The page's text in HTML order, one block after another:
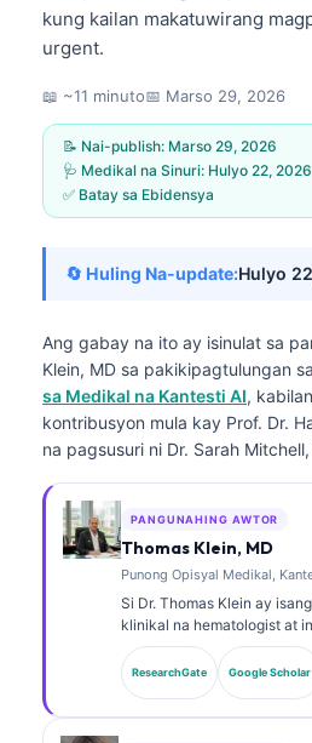
kung kailan makatuwirang
urgent.
📖 ~11 minuto📅 Marso 29, 2026
📝 Nai-publish: Marso 29, 2026
🩺 Medikal na Sinuri: Hulyo 22, 2026
✅ Batay sa Ebidensya
🔄 Huling Na-update:Hulyo
Ang gabay na ito ay isinulat sa
Klein, MD sa pakikipagtulungan sa
sa Medikal na Kantesti AI,
kontribusyon mula kay Prof. Dr.
na pagsusuri ni Dr. Sarah Mitchell,
PANGUNAHING AWTOR
Thomas Klein, MD
Punong Opisyal Medikal,
Si Dr. Thomas Klein ay
klinikal na hematologist at
taon ng karanasan sa
pagsusuring klinikal na
Medical Officer sa Kantesti
ResearchGate Google Scholar